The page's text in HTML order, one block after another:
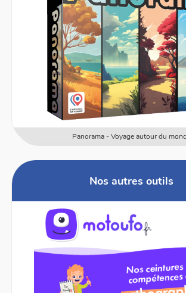
Panorama - Voyage autour du
Nos autres outils